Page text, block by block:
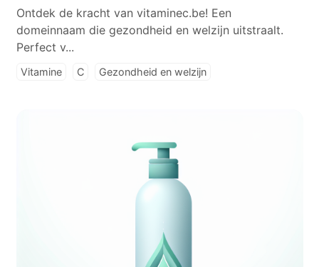
Ontdek de kracht van vitaminec.be! Een
domeinnaam die gezondheid en welzijn uitstraalt.
Perfect v...
Vitamine C Gezondheid en welzijn